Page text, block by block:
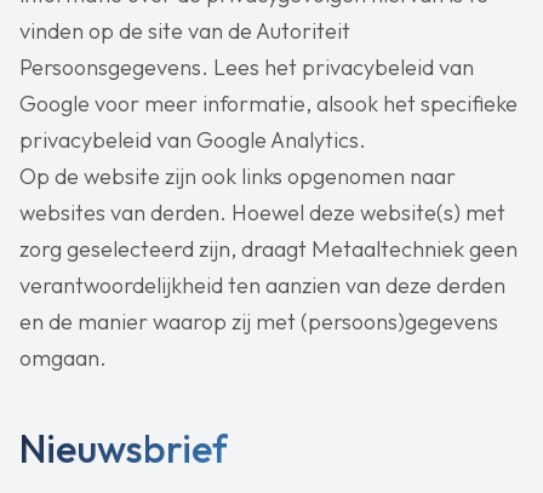
vinden op de site van de Autoriteit
Persoonsgegevens. Lees het privacybeleid van
Google voor meer informatie, alsook het specifieke
privacybeleid van Google Analytics.
Op de website zijn ook links opgenomen naar
websites van derden. Hoewel deze website(s) met
zorg geselecteerd zijn, draagt Metaaltechniek geen
verantwoordelijkheid ten aanzien van deze derden
en de manier waarop zij met (persoons)gegevens
omgaan.
Nieuwsbrief